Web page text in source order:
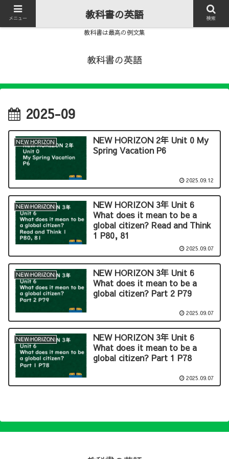
教科書は最高の例文集
教科書の英語
2025-09
NEW HORIZON
NEW HORIZON 2年 Unit 0 My
Spring Vacation P6
2025.09.12
NEW HORIZON
NEW HORIZON 3年 Unit 6
What does it mean to be a
global citizen? Read and Think
1 P80, 81
2025.09.07
NEW HORIZON
NEW HORIZON 3年 Unit 6
What does it mean to be a
global citizen? Part 2 P79
2025.09.07
NEW HORIZON
NEW HORIZON 3年 Unit 6
What does it mean to be a
global citizen? Part 1 P78
2025.09.07
メニュー 教科書の英語 検索